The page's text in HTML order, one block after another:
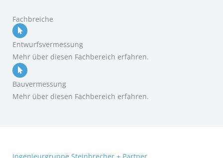
Fachbreiche
Entwurfsvermessung
Mehr über diesen Fachbereich erfahren.
Bauvermessung
Mehr über diesen Fachbereich erfahren.